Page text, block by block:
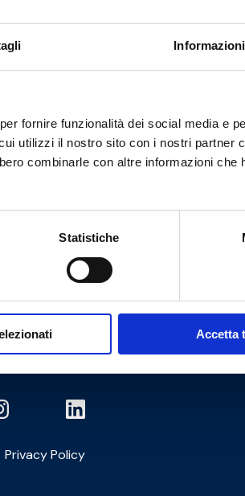
fornire funzionalità dei social media e
utilizzi il nostro sito con i nostri partner
combinarle con altre informazioni che
Statistiche
Accetta
Privacy Policy